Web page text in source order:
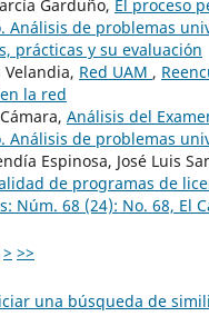
Garduño, El proceso
Análisis de problemas
prácticas y su evaluación
Red UAM ,
la red
Análisis del
Análisis de problemas
Espinosa, José Luis
de programas de
Núm. 68 (24): No. 68, El
> >>
una búsqueda de